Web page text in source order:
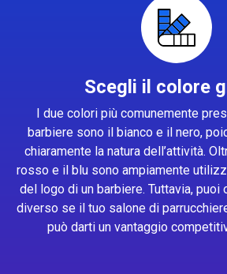
Scegli il colore
I due colori più comunemente
barbiere sono il bianco e il nero,
chiaramente la natura dell’attività.
rosso e il blu sono ampiamente
del logo di un barbiere. Tuttavia, puoi
diverso se il tuo salone di
può darti un vantaggio